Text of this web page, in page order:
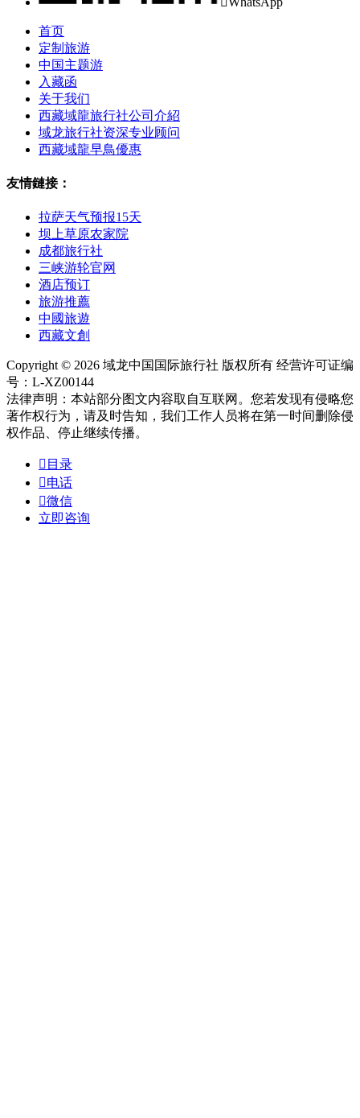
首页
定制旅游
中国主题游
入藏函
关于我们
西藏域龍旅行社公司介紹
域龙旅行社资深专业顾问
西藏域龍早鳥優惠
友情鏈接：
拉萨天气预报15天
坝上草原农家院
成都旅行社
三峡游轮官网
酒店预订
旅游推薦
中國旅遊
西藏文創
Copyright © 2026 域龙中国国际旅行社 版权所有 经营许可证编
号：L-XZ00144
法律声明：本站部分图文内容取自互联网。您若发现有侵略您
著作权行为，请及时告知，我们工作人员将在第一时间删除侵
权作品、停止继续传播。
 目录
电话
微信
立即咨询